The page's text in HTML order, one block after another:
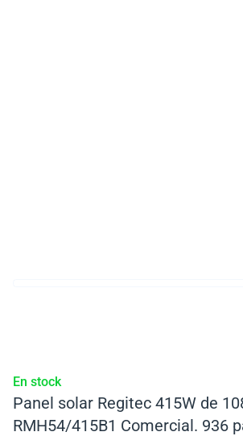
En stock
Panel solar Regitec 415W de
RMH54/415B1 Comercial. 936